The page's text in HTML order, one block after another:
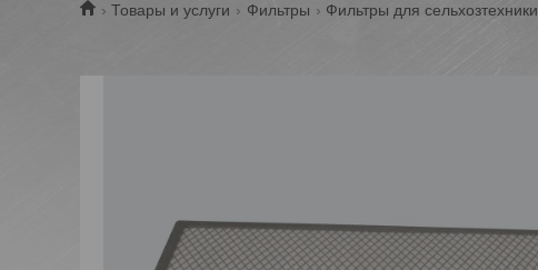
Товары и услуги Фильтры Фильтры для сельхозтехники